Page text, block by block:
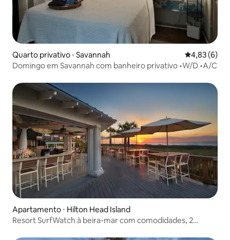
Quarto privativo ⋅ Savannah 4,83 de uma
4,83 (6)
Domingo em Savannah com banheiro privativo •W/D •A/C
Apartamento ⋅ Hilton Head Island
Resort SurfWatch à beira-mar com comodidades, 2